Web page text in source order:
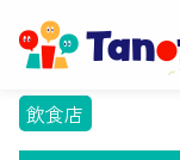
飲食店